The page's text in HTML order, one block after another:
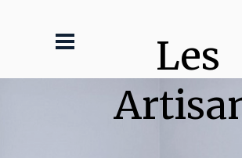
Les